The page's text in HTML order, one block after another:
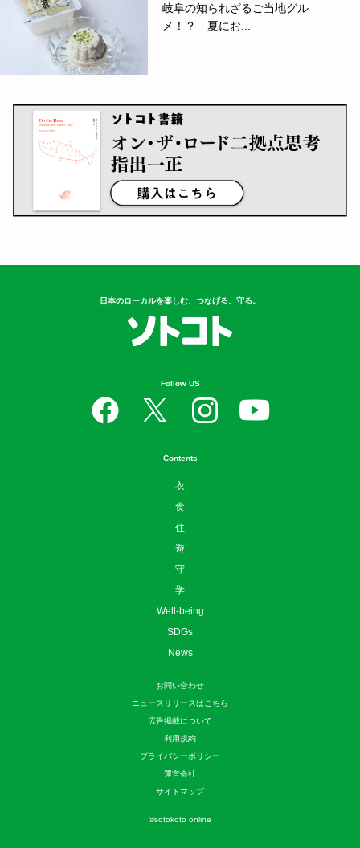
岐阜の知られざるご当地グル
メ！？ 夏にお...
日本のローカルを楽しむ、つなげる、守る。
Follow US
Contents
衣
食
住
遊
守
学
Well-being
SDGs
News
お問い合わせ
ニュースリリースはこちら
広告掲載について
利用規約
プライバシーポリシー
運営会社
サイトマップ
©sotokoto online